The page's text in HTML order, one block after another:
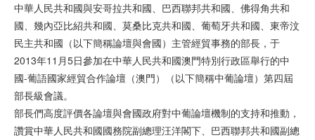
中華人民共和國與安哥拉共和國、巴西聯邦共和國、佛得角共和
國、幾內亞比紹共和國、莫桑比克共和國、葡萄牙共和國、東帝汶
民主共和國（以下簡稱論壇與會國）主管經貿事務的部長，于
2013年11月5日參加在中華人民共和國澳門特別行政區舉行的中
國-葡語國家經貿合作論壇（澳門）（以下簡稱中葡論壇）第四屆
部長級會議。
部長們高度評價各論壇與會國政府對中葡論壇機制的支持和推動，
讚賞中華人民共和國國務院副總理汪洋閣下、巴西聯邦共和國副總